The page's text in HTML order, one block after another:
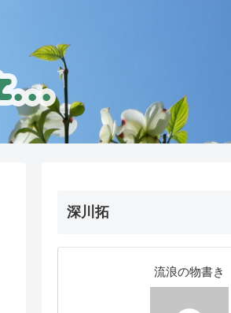
深川拓
流浪の物書き